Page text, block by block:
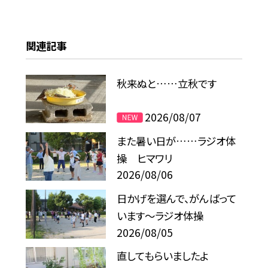
関連記事
秋来ぬと……立秋です
2026/08/07
また暑い日が……ラジオ体
操 ヒマワリ
2026/08/06
日かげを選んで、がんばって
います～ラジオ体操
2026/08/05
直してもらいましたよ